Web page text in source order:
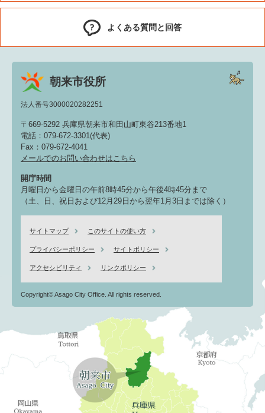
よくある質問と回答
朝来市役所
法人番号3000020282251
〒669-5292 兵庫県朝来市和田山町東谷213番地1
電話：079-672-3301(代表)
Fax：079-672-4041
メールでのお問い合わせはこちら
開庁時間
月曜日から金曜日の午前8時45分から午後4時45分まで
（土、日、祝日および12月29日から翌年1月3日までは除く）
サイトマップ このサイトの使い方
プライバシーポリシー サイトポリシー
アクセシビリティ リンクポリシー
Copyright© Asago City Office. All rights reserved.